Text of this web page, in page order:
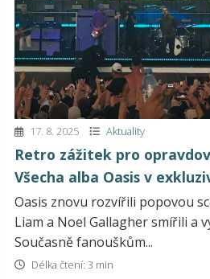
17. 8. 2025 Aktuality
Retro zážitek pro
Všecha alba Oasis v
Oasis znovu rozvířili popovou
Liam a Noel Gallagher smířili a
Současně fanouškům...
Délka čtení: 3 min